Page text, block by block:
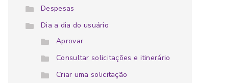
Despesas
Dia a dia do usuário
Aprovar
Consultar solicitações e itinerário
Criar uma solicitação